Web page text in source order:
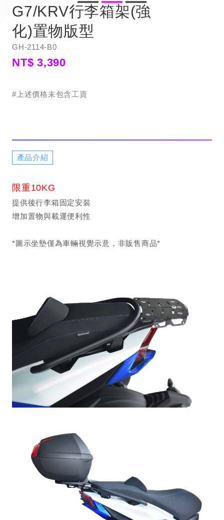
G7/KRV行李箱架(強
化)置物版型
GH-2114-B0
NT$ 3,390
#上述價格未包含工資
產品介紹
限重10KG
提供後行李箱固定安裝
增加置物與載運便利性
*圖示坐墊僅為車輛視覺示意，非販售商品*